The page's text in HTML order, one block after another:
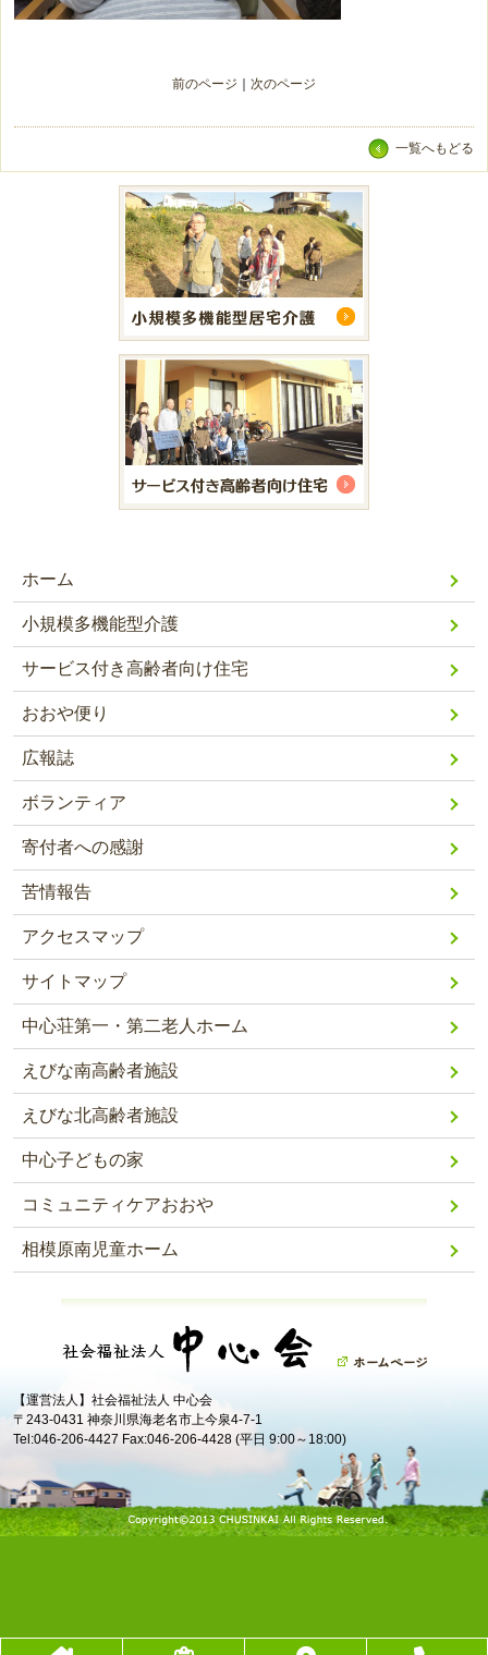
前のページ 次のページ
一覧へもどる
ホーム
小規模多機能型介護
サービス付き高齢者向け住宅
おおや便り
広報誌
ボランティア
寄付者への感謝
苦情報告
アクセスマップ
サイトマップ
中心荘第一・第二老人ホーム
えびな南高齢者施設
えびな北高齢者施設
中心子どもの家
コミュニティケアおおや
相模原南児童ホーム
【運営法人】社会福祉法人 中心会
〒243-0431 神奈川県海老名市上今泉4-7-1
Tel:046-206-4427 Fax:046-206-4428 (平日 9:00～18:00)